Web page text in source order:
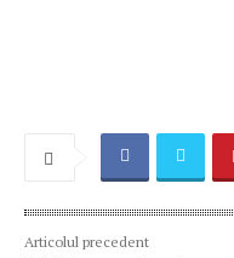
Articolul precedent